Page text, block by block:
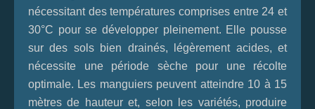
nécessitant des températures comprises entre 24 et
30°C pour se développer pleinement. Elle pousse
sur des sols bien drainés, légèrement acides, et
nécessite une période sèche pour une récolte
optimale. Les manguiers peuvent atteindre 10 à 15
mètres de hauteur et, selon les variétés, produire